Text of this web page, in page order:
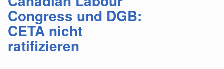
Congress und DGB:
CETA nicht
ratifizieren